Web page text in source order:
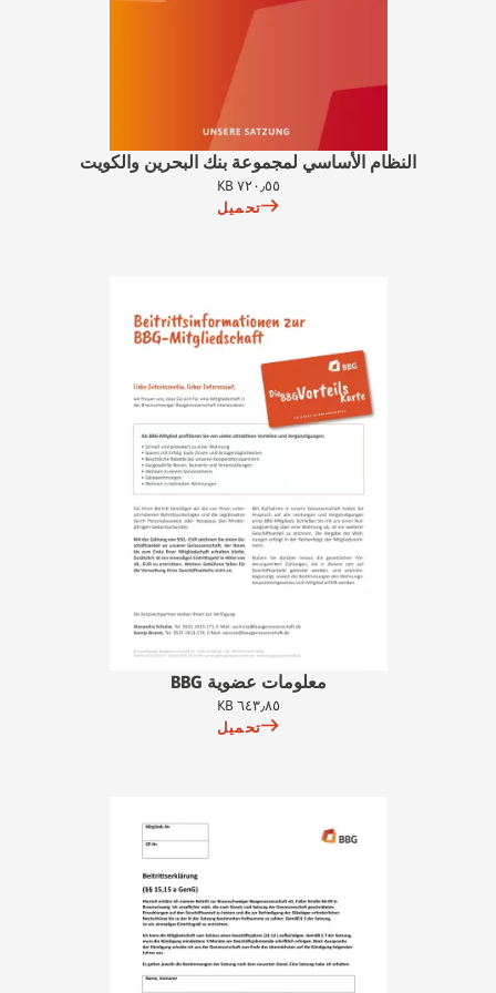
النظام الأساسي لمجموعة بنك البحرين والكويت
٧٢٠٫٥٥ KB
تحميل
معلومات عضوية BBG
٦٤٣٫٨٥ KB
تحميل